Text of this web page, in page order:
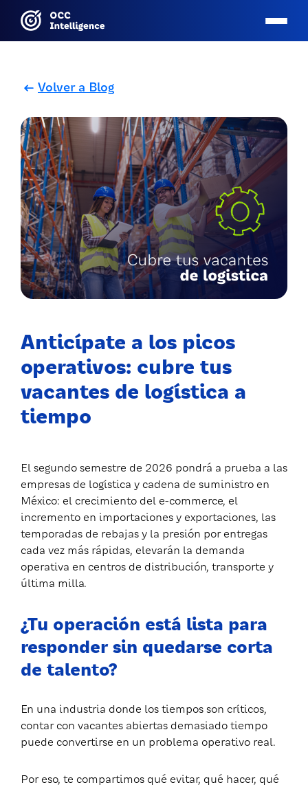
Volver a Blog
Anticípate a los picos
operativos: cubre tus
vacantes de logística a
tiempo
El segundo semestre de 2026 pondrá a prueba a las
empresas de logística y cadena de suministro en
México: el crecimiento del e-commerce, el
incremento en importaciones y exportaciones, las
temporadas de rebajas y la presión por entregas
cada vez más rápidas, elevarán la demanda
operativa en centros de distribución, transporte y
última milla.
¿Tu operación está lista para
responder sin quedarse corta
de talento?
En una industria donde los tiempos son críticos,
contar con vacantes abiertas demasiado tiempo
puede convertirse en un problema operativo real.
Por eso, te compartimos qué evitar, qué hacer, qué